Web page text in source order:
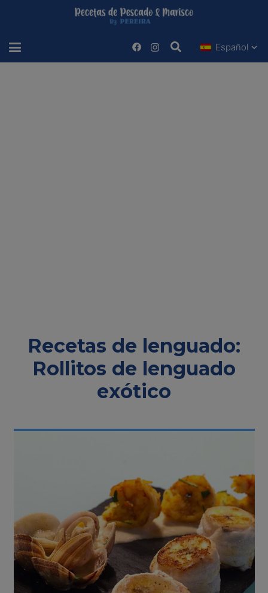
Español
Recetas de lenguado:
Rollitos de lenguado
exótico